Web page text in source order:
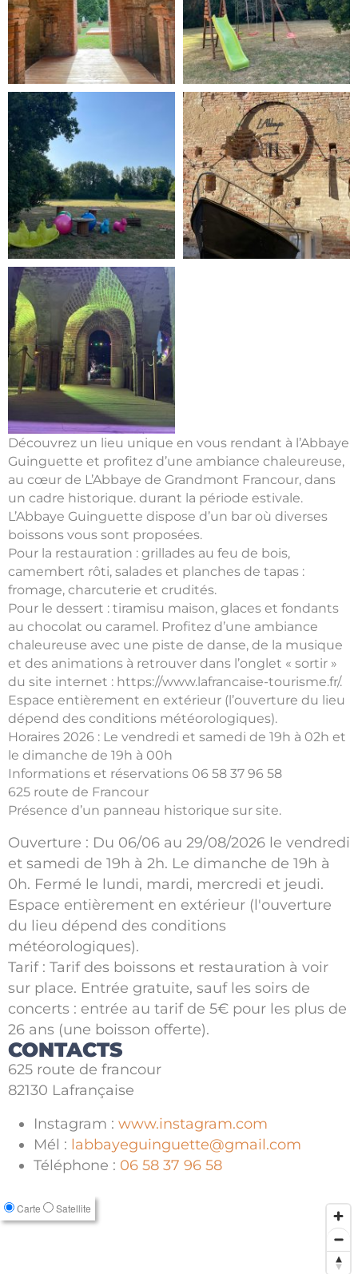
Découvrez un lieu unique en vous rendant à l’Abbaye
Guinguette et profitez d’une ambiance chaleureuse,
au cœur de L’Abbaye de Grandmont Francour, dans
un cadre historique. durant la période estivale.
L’Abbaye Guinguette dispose d’un bar où diverses
boissons vous sont proposées.
Pour la restauration : grillades au feu de bois,
camembert rôti, salades et planches de tapas :
fromage, charcuterie et crudités.
Pour le dessert : tiramisu maison, glaces et fondants
au chocolat ou caramel. Profitez d’une ambiance
chaleureuse avec une piste de danse, de la musique
et des animations à retrouver dans l’onglet « sortir »
du site internet : https://www.lafrancaise-tourisme.fr/.
Espace entièrement en extérieur (l’ouverture du lieu
dépend des conditions météorologiques).
Horaires 2026 : Le vendredi et samedi de 19h à 02h et
le dimanche de 19h à 00h
Informations et réservations 06 58 37 96 58
625 route de Francour
Présence d’un panneau historique sur site.
Ouverture : Du 06/06 au 29/08/2026 le vendredi
et samedi de 19h à 2h. Le dimanche de 19h à
0h. Fermé le lundi, mardi, mercredi et jeudi.
Espace entièrement en extérieur (l'ouverture
du lieu dépend des conditions
météorologiques).
Tarif : Tarif des boissons et restauration à voir
sur place. Entrée gratuite, sauf les soirs de
concerts : entrée au tarif de 5€ pour les plus de
26 ans (une boisson offerte).
CONTACTS
625 route de francour
82130 Lafrançaise
Instagram : www.instagram.com
Mél : labbayeguinguette@gmail.com
Téléphone : 06 58 37 96 58
Carte Satellite